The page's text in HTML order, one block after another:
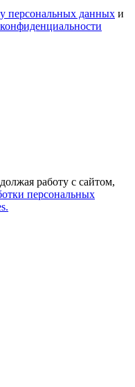
персональных данных и
работу с сайтом,
персональных